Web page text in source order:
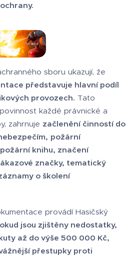
sboru ukazují, že
představuje hlavní podíl
provozech. Tato
každé právnické a
zahrnuje začlenění činností do
požární
knihu, značení
značky, tematický
o školení
provádí Hasičský
jsou zjištěny nedostatky,
až do výše 500 000 Kč,
přestupky proti